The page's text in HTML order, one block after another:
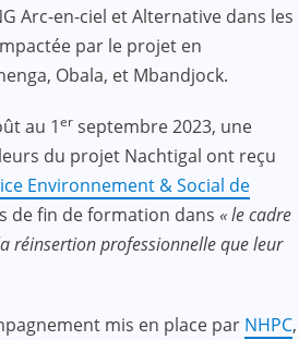
Arc-en-ciel et Alternative dans les
par le projet en
Obala, et Mbandjock.
au 1er septembre 2023, une
du projet Nachtigal ont reçu
Environnement & Social de
de fin de formation dans « le cadre
réinsertion professionnelle que leur
mis en place par NHPC,